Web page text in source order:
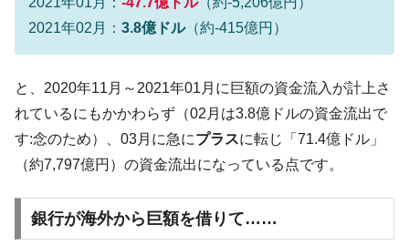
Fact1 セレクトセールの高額取引馬が稼いだ金額とは？
2021年02月： 3.8億ドル（約-415億円）
と、2020年11月～2021年01月に巨額の資金流入が計上さ
れているにもかかわらず（02月は3.8億ドルの資金流出で
す:念のため）、03月に急にプラスに転じ「71.4億ドル」
（約7,797億円）の資金流出になっている点です。
銀行が海外から巨額を借りて……